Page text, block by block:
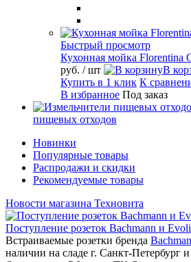
Быстрый просмотр
Кухонная мойка Florentina
руб. / шт В
Купить в 1 клик К
В избранное Под заказ
пищевых отходов
Новинки
Популярные товары
Распродажи и скидки
Рекомендуемые товары
Новости магазина Техновита
Поступление розеток Bachmann и
Встраиваемые розетки бренда
наличии на сладе г. Санкт-Петербург